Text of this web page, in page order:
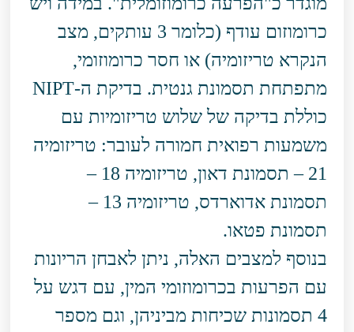
כרומוזום עודף (כלומר 3 עותקים, מצב
הנקרא טריזומיה) או חסר כרומוזומי,
מתפתחת תסמונת גנטית. בדיקת ה-NIPT
כוללת בדיקה של שלוש טריזומיות עם
משמעות רפואית חמורה לעובר: טריזומיה
21 – תסמונת דאון, טריזומיה 18 –
תסמונת אדוארדס, טריזומיה 13 –
תסמונת פטאו.
בנוסף למצבים האלה, ניתן לאבחן הריונות
עם הפרעות בכרומוזומי המין, עם דגש על
4 תסמונות שכיחות מביניהן, וגם מספר